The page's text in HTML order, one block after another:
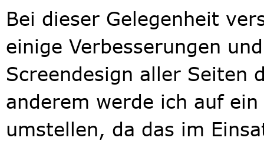
Bei dieser Gelegenheit
einige Verbesserungen
Screendesign aller Seiten
anderem werde ich auf
umstellen, da das im